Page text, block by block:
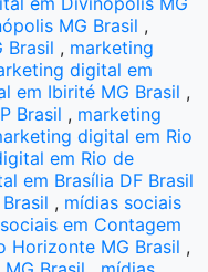
MG Brasil ,
Brasil , marketing
digital em
em Ibirité MG Brasil ,
Brasil , marketing
digital em Rio
em Rio de
em Brasília DF Brasil
, mídias sociais
em Contagem
Horizonte MG Brasil ,